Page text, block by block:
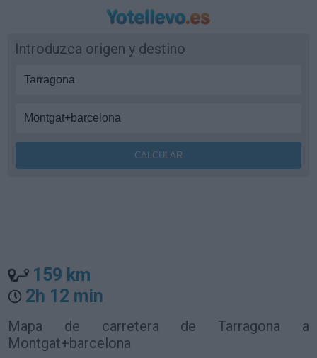
Introduzca origen y destino
159 km
2h 12 min
Mapa de carretera de Tarragona a
Montgat+barcelona